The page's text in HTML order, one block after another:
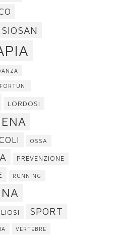
LORDOSI
OSSA
PREVENZIONE
RUNNING
SPORT
VERTEBRE